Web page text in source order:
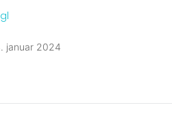
januar 2024